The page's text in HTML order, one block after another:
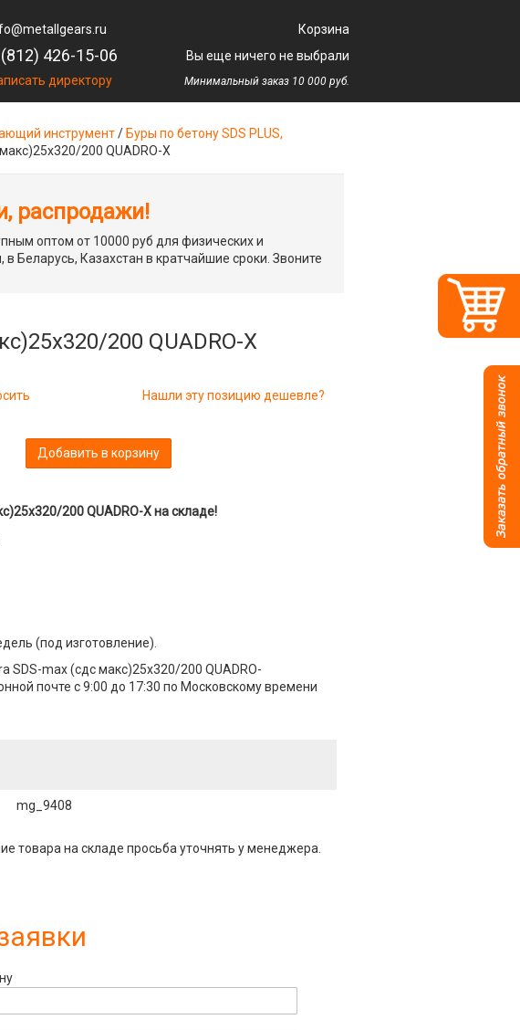
426-15-06
директору
Корзина
Вы еще ничего не выбрали
Минимальный заказ 10 000 руб.
инструмент/ Буры по бетону SDS PLUS,
200 QUADRO-X
распродажи!
оптом от 10000 руб для физических и
Беларусь, Казахстан в кратчайшие сроки. Звоните
200 QUADRO-X
Нашли эту позицию дешевле?
Добавить в корзину
200 QUADRO-X на складе!
(под изготовление).
SDS-max (сдс макс)25x320/200 QUADRO-
почте с 9:00 до 17:30 по Московскому времени
mg_9408
товара на складе просьба уточнять у менеджера.